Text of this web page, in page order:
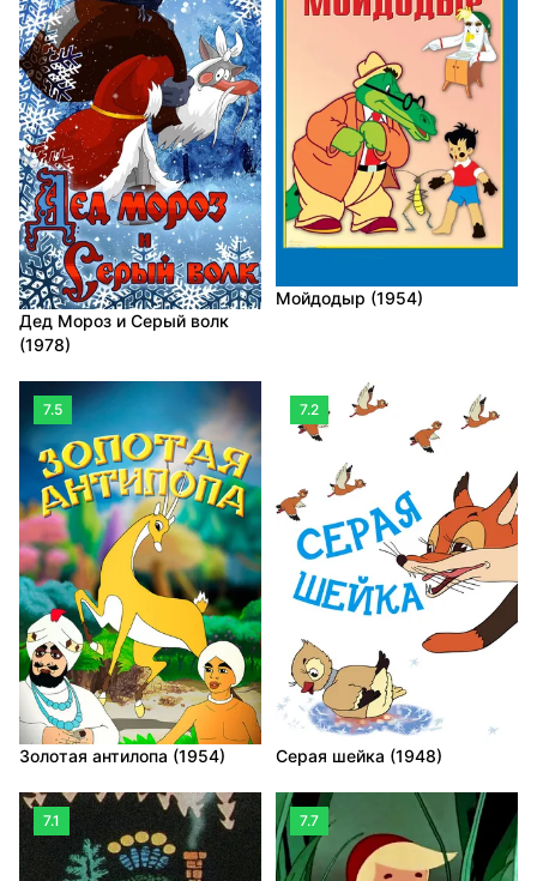
Дед Мороз и Серый волк
(1978)
Мойдодыр (1954)
7.5
Золотая антилопа (1954)
7.2
Серая шейка (1948)
7.1 7.7